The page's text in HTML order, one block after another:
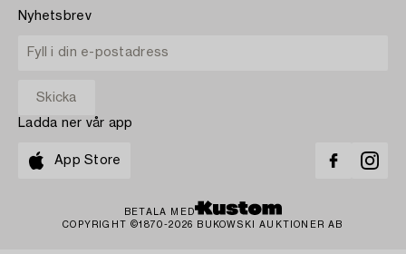
Nyhetsbrev
Ladda ner vår app
App Store
BETALA MED
COPYRIGHT ©1870-2026 BUKOWSKI AUKTIONER AB